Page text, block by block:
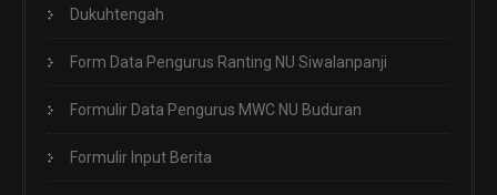
Dukuhtengah
Form Data Pengurus Ranting NU Siwalanpanji
Formulir Data Pengurus MWC NU Buduran
Formulir Input Berita